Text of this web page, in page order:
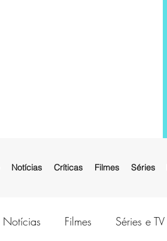
Notícias Críticas Filmes Séries
Notícias Filmes Séries e TV